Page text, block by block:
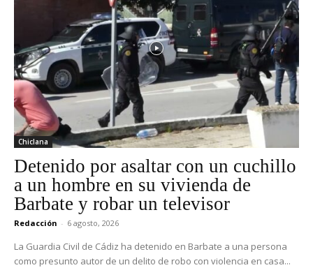
Chiclana
Detenido por asaltar con un cuchillo
a un hombre en su vivienda de
Barbate y robar un televisor
Redacción - 6 agosto, 2026
La Guardia Civil de Cádiz ha detenido en Barbate a una persona
como presunto autor de un delito de robo con violencia en casa...